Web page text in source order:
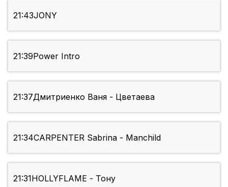
21:43JONY
21:39Power Intro
21:37Дмитриенко Ваня - Цветаева
21:34CARPENTER Sabrina - Manchild
21:31HOLLYFLAME - Тону